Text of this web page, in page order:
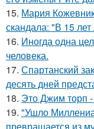
15. Мария
скандала: "В 15
16. Иногда одна
человека.
17. Спартанский
десять дней
18. Это Джим торп -
19. "Ушло